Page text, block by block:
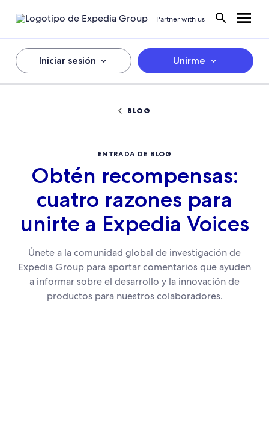
Partner with us
Iniciar sesión Unirme
BLOG
ENTRADA DE BLOG
Obtén recompensas:
cuatro razones para
unirte a Expedia Voices
Únete a la comunidad global de investigación de
Expedia Group para aportar comentarios que ayuden
a informar sobre el desarrollo y la innovación de
productos para nuestros colaboradores.